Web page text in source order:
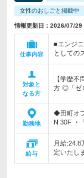
女性のおしごと掲載中
情報更新日：2026/07/
仕事内容
■エンジ
としての
対象と
なる方
【学歴
方 ◎「ゼ
勤務地
◆田町オ
N 30F ・
給与
月給
定いたし